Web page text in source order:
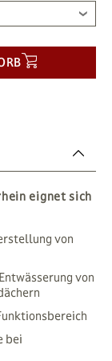
eignet sich
von
von
bei